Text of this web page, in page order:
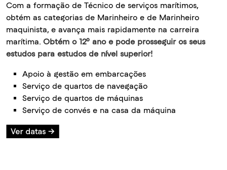
Com a formação de Técnico de serviços marítimos,
obtém as categorias de Marinheiro e de Marinheiro
maquinista, e avança mais rapidamente na carreira
marítima. Obtém o 12º ano e pode prosseguir os seus
estudos para estudos de nível superior!
Apoio à gestão em embarcações
Serviço de quartos de navegação
Serviço de quartos de máquinas
Serviço de convés e na casa da máquina